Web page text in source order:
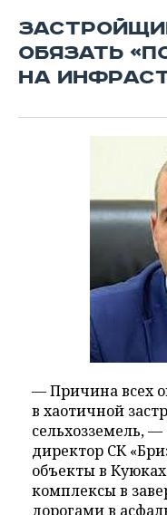
ОБЯЗАТЬ
НА
— Причина всех
в хаотичной
сельхозземель,
директор СК
объекты в
комплексы в
дорогами в